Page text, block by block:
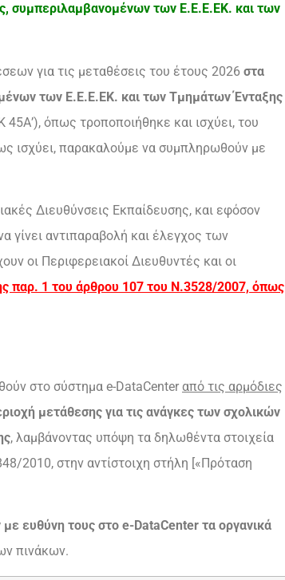
συμπεριλαμβανομένων των Ε.Ε.Ε.ΕΚ. και των
για τις μεταθέσεις του έτους 2026 στα
των Ε.Ε.Ε.ΕΚ. και των Τμημάτων Ένταξης
όπως τροποποιήθηκε και ισχύει, του
ισχύει, παρακαλούμε να συμπληρωθούν με
Διευθύνσεις Εκπαίδευσης, και εφόσον
γίνει αντιπαραβολή και έλεγχος των
οι Περιφερειακοί Διευθυντές και οι
παρ. 1 του άρθρου 107 του Ν.3528/2007, όπως
στο σύστημα e-DataCenter από τις αρμόδιες
μετάθεσης για τις ανάγκες των σχολικών
, λαμβάνοντας υπόψη τα δηλωθέντα στοιχεία
2010, στην αντίστοιχη στήλη [«Πρόταση
ευθύνη τους στο e-DataCenter τα οργανικά
πινάκων.